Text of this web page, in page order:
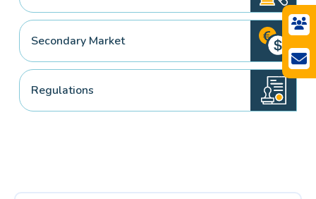
Secondary Market
Regulations